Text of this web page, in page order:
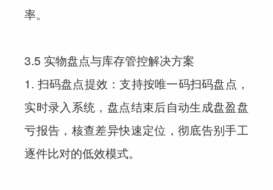
率。
3.5 实物盘点与库存管控解决方案
1. 扫码盘点提效：支持按唯一码扫码盘点，
实时录入系统，盘点结束后自动生成盘盈盘
亏报告，核查差异快速定位，彻底告别手工
逐件比对的低效模式。